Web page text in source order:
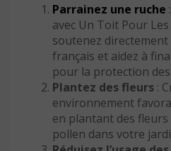
Parrainez une ruche
avec Un Toit Pour
soutenez
français et aidez à
pour la protection
Plantez des fleurs :
environnement
en plantant des
pollen dans votre